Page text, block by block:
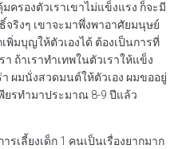
ครองตัวเราเขาไม่แข็งแรง ก็จะมี
ริงๆ เขาจะมาพึ่งพาอาศัยมนุษย์
พิ่มบุญให้ตัวเองได้ ต้องเป็นการที่
ถ้าเราทำเทพในตัวเราให้แข็ง
ผมนั่งสวดมนต์ให้ตัวเอง ผมขออยู่
ยรทำมาประมาณ 8-9 ปีแล้ว
รเลี้ยงเด็ก 1 คนเป็นเรื่องยากมาก